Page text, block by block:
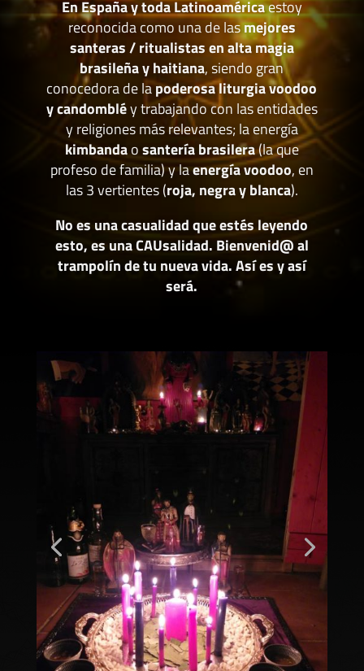
En España y toda Latinoaméricaestoy
reconocida como una de lasmejores
santeras / ritualistas en alta magia
brasileña y haitiana, siendo gran
conocedora de lapoderosa liturgia voodoo
y candombléy trabajando con las entidades
y religiones más relevantes; la energía
kimbandaosantería brasilera(la que
profeso de familia) y laenergía voodoo, en
las 3 vertientes (roja, negra y blanca).
No es una casualidad que estés leyendo
esto, es una CAUsalidad. Bienvenid@ al
trampolín de tu nueva vida. Así es y así
será.